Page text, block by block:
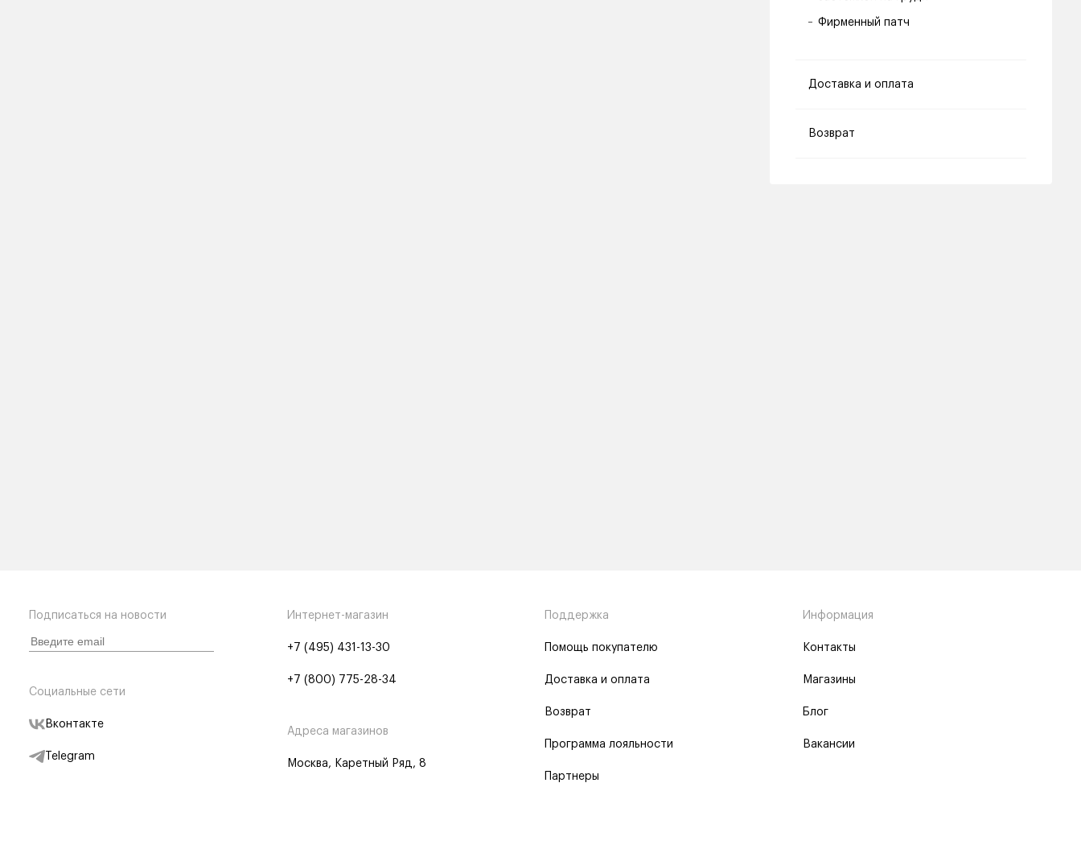
Фирменный патч
Доставка и оплата
Возврат
Подписаться на новости
Социальные сети
Вконтакте
Telegram
Интернет-магазин
+7 (495) 431-13-30
+7 (800) 775-28-34
Адреса магазинов
Москва, Каретный Ряд, 8
Поддержка
Помощь покупателю
Доставка и оплата
Возврат
Программа лояльности
Партнеры
Информация
Контакты
Магазины
Блог
Вакансии